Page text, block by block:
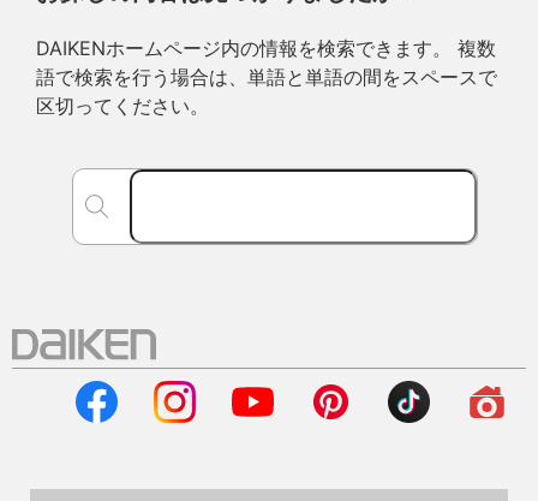
DAIKENホームページ内の情報を検索できます。 複数
語で検索を行う場合は、単語と単語の間をスペースで
区切ってください。